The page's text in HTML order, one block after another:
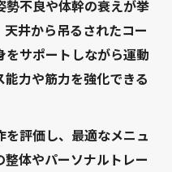
勢不良や体幹の衰えが挙
井から吊るされたコー
をサポートしながら運動
力や筋力を強化できる
評価し、最適なメニュ
体やパーソナルトレー